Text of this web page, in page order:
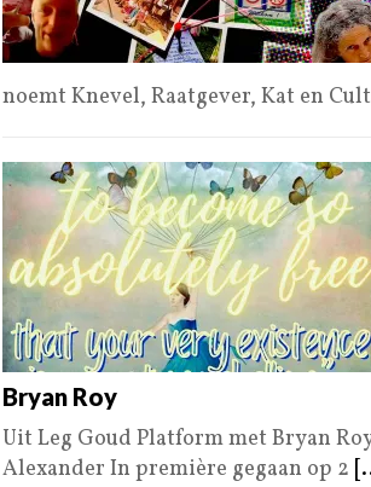
noemt Knevel, Raatgever, Kat en
Bryan Roy
Uit Leg Goud Platform met Bryan
Alexander In première gegaan op 2